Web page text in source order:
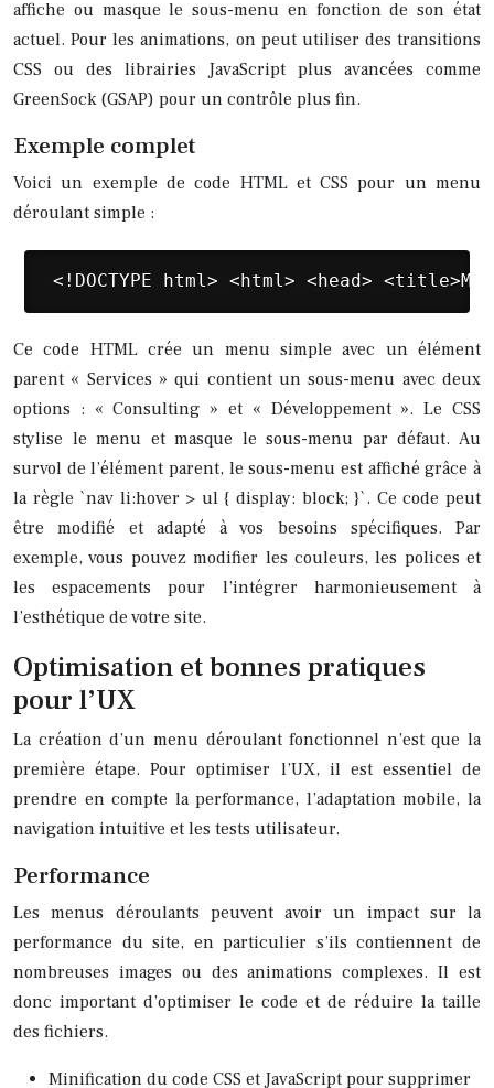
affiche ou masque le sous-menu en fonction de son état
actuel. Pour les animations, on peut utiliser des transitions
CSS ou des librairies JavaScript plus avancées comme
GreenSock (GSAP) pour un contrôle plus fin.
Exemple complet
Voici un exemple de code HTML et CSS pour un menu
déroulant simple :
<!DOCTYPE html> <html> <head>
Ce code HTML crée un menu simple avec un élément
parent « Services » qui contient un sous-menu avec deux
options : « Consulting » et « Développement ». Le CSS
stylise le menu et masque le sous-menu par défaut. Au
survol de l’élément parent, le sous-menu est affiché grâce à
la règle `nav li:hover > ul { display: block; }`. Ce code peut
être modifié et adapté à vos besoins spécifiques. Par
exemple, vous pouvez modifier les couleurs, les polices et
les espacements pour l’intégrer harmonieusement à
l’esthétique de votre site.
Optimisation et bonnes pratiques
pour l’UX
La création d’un menu déroulant fonctionnel n’est que la
première étape. Pour optimiser l’UX, il est essentiel de
prendre en compte la performance, l’adaptation mobile, la
navigation intuitive et les tests utilisateur.
Performance
Les menus déroulants peuvent avoir un impact sur la
performance du site, en particulier s’ils contiennent de
nombreuses images ou des animations complexes. Il est
donc important d’optimiser le code et de réduire la taille
des fichiers.
Minification du code CSS et JavaScript pour supprimer